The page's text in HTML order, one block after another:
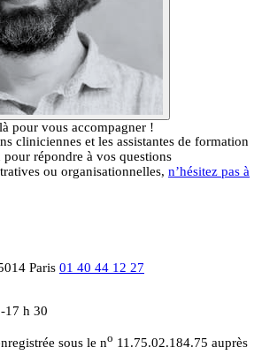
pour vous accompagner !
cliniciennes et les assistantes de formation
répondre à vos questions
ou organisationnelles, n’hésitez pas à
Paris 01 40 44 12 27
17 h 30
sous le no 11.75.02.184.75 auprès